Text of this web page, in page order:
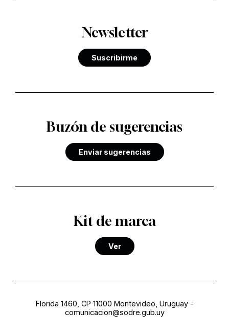
Newsletter
Suscribirme
Buzón de sugerencias
Enviar sugerencias
Kit de marca
Ver
Florida 1460, CP 11000 Montevideo, Uruguay-
comunicacion@sodre.gub.uy